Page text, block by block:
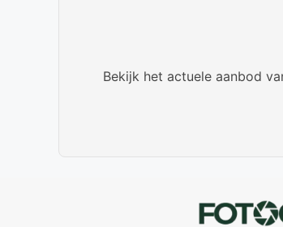
Bekijk het actuele aanbod